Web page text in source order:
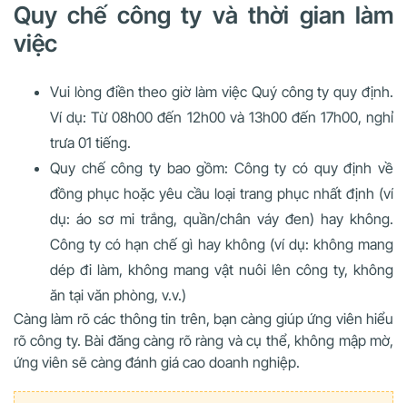
Quy chế công ty và thời gian làm
việc
Vui lòng điền theo giờ làm việc Quý công ty quy định.
Ví dụ: Từ 08h00 đến 12h00 và 13h00 đến 17h00, nghỉ
trưa 01 tiếng.
Quy chế công ty bao gồm: Công ty có quy định về
đồng phục hoặc yêu cầu loại trang phục nhất định (ví
dụ: áo sơ mi trắng, quần/chân váy đen) hay không.
Công ty có hạn chế gì hay không (ví dụ: không mang
dép đi làm, không mang vật nuôi lên công ty, không
ăn tại văn phòng, v.v.)
Càng làm rõ các thông tin trên, bạn càng giúp ứng viên hiểu
rõ công ty. Bài đăng càng rõ ràng và cụ thể, không mập mờ,
ứng viên sẽ càng đánh giá cao doanh nghiệp.